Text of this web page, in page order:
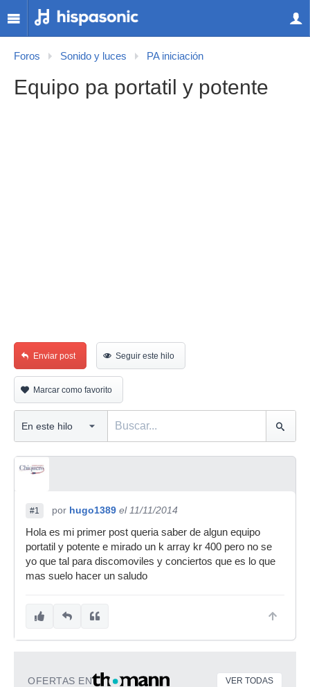
Foros Sonido y luces PA iniciación
Equipo pa portatil y potente
Enviar post Seguir este hilo
Marcar como favorito
#1 por hugo1389 el 11/11/2014
Hola es mi primer post queria saber de algun equipo
portatil y potente e mirado un k array kr 400 pero no se
yo que tal para discomoviles y conciertos que es lo que
mas suelo hacer un saludo
OFERTAS EN VER TODAS